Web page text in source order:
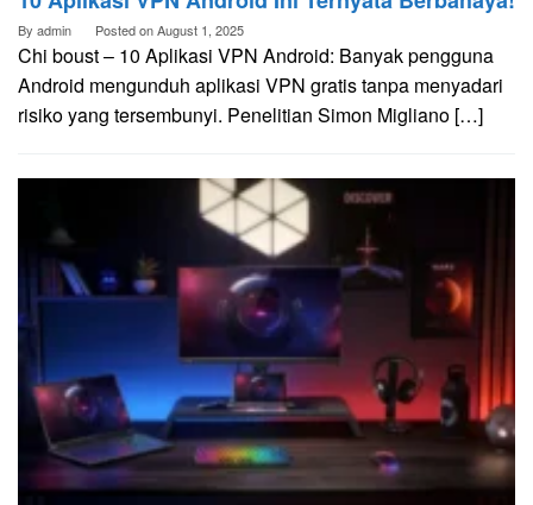
By admin Posted onAugust 1, 2025
Chi boust – 10 Aplikasi VPN Android: Banyak pengguna
Android mengunduh aplikasi VPN gratis tanpa menyadari
risiko yang tersembunyi. Penelitian Simon Migliano […]